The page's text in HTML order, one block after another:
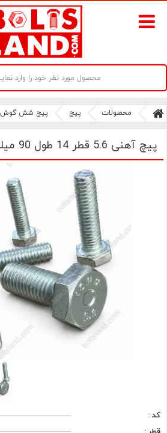
سامانه آنلاین فروش پیچ و مهره های
محصولات پیچ پیچ شش گوش
پیچ آهنی 5.6 قطر 14 طول 90 میلیمتر M 14*90
کد :